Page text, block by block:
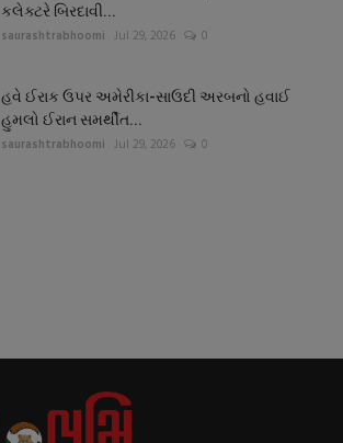
કલેક્ટરે બિરદાવી...
saurashtrabhoomi Jul 29, 2026 0
હવે ઈરાક ઉપર અમેરીકા-સાઉદી અરબનો હવાઈ
હુમલો ઈરાન સમર્થીત...
saurashtrabhoomi Jul 29, 2026 0